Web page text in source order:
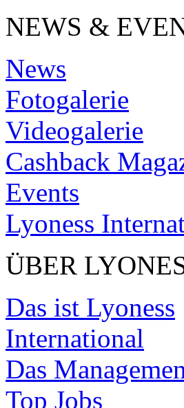
NEWS &
News
Fotogalerie
Videogalerie
Cashback
Events
Lyoness
ÜBER
Das ist Lyoness
International
Das
Top Jobs